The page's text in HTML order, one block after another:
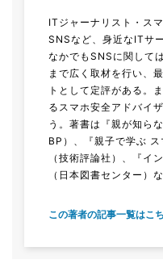
ITジャーナリスト・ス
SNSなど、身近なITサ
なかでもSNSに関して
まで広く取材を行い、
トとして定評がある。
るスマホ安全アドバイ
う。著書は『親が知ら
BP）、『親子で学ぶ ス
（技術評論社）、『イ
（日本図書センター）な
この著者の記事一覧はこ